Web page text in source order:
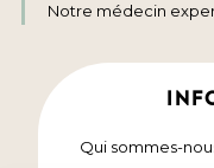
Notre médecin
Qui sommes-